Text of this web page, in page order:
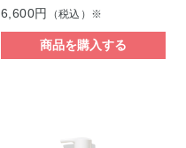
6,600円
（税込）※
商品を購入する